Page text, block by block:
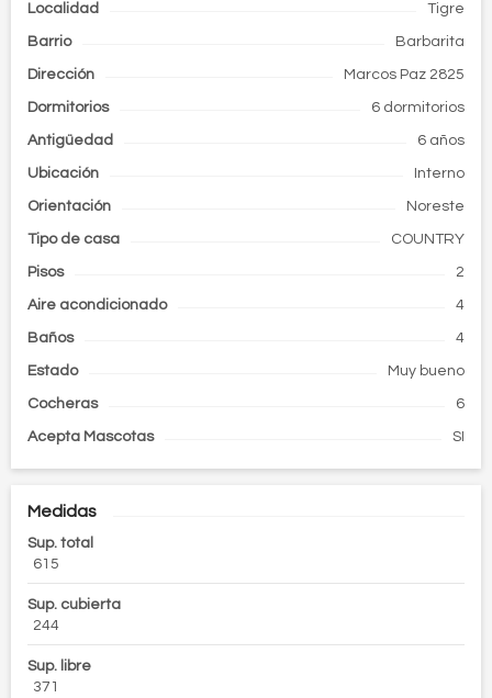
Localidad Tigre
Barrio Barbarita
Dirección Marcos Paz 2825
Dormitorios 6 dormitorios
Antigüedad 6 años
Ubicación Interno
Orientación Noreste
Tipo de casa COUNTRY
Pisos 2
Aire acondicionado 4
Baños 4
Estado Muy bueno
Cocheras 6
Acepta Mascotas SI
Medidas
Sup. total
615
Sup. cubierta
244
Sup. libre
371